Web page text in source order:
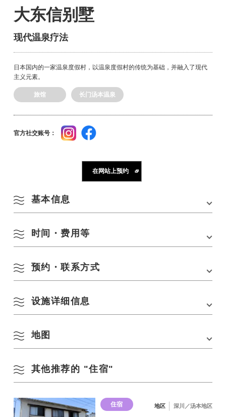
大东信别墅
现代温泉疗法
日本国内的一家温泉度假村，以温泉度假村的传统为基础，并融入了现代
主义元素。
旅馆 长门汤本温泉
官方社交账号：
在网站上预约
基本信息
地址 山口县长门市深川汤本 2208 号 759-4103
官方社交账号
时间・费用等
费用 住宿费/40,000 日元起
预约・联系方式
大东信别墅设施详细信息
房型・客房设施
18
日式房
网络连接
地图
其他推荐的 "住宿"
住宿 地区 深川／汤本地区